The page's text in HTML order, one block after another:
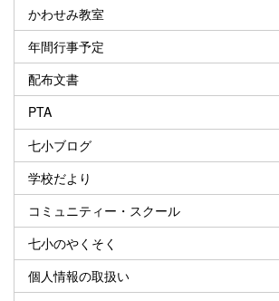
かわせみ教室
年間行事予定
配布文書
PTA
七小ブログ
学校だより
コミュニティー・スクール
七小のやくそく
個人情報の取扱い